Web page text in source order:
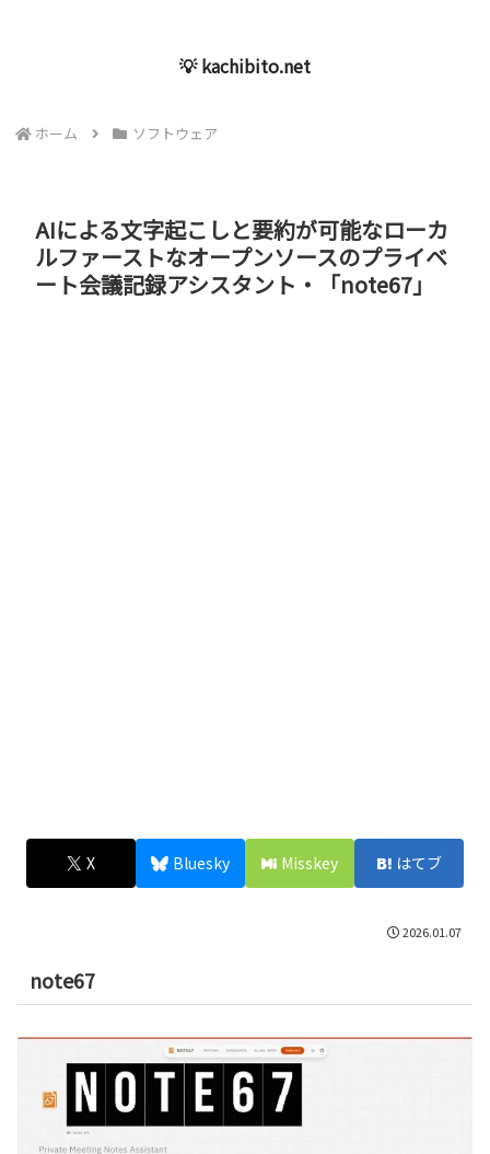
💡 kachibito.net
ホーム ソフトウェア
AIによる文字起こしと要約が可能なローカ
ルファーストなオープンソースのプライベ
ート会議記録アシスタント・「note67」
X Bluesky Misskey はてブ
2026.01.07
note67